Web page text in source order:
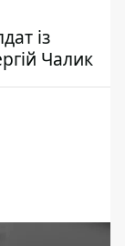
із
Чалик